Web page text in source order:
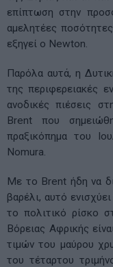
επίπτωση στην
αμελητέες
εξηγεί ο Newton.
Παρόλα αυτά, η
της περιφερειακές
ανοδικές πιέσεις
Brent που
πραξικόπημα του
Nomura.
Με το Brent ήδη να
βαρέλι, αυτό
το πολιτικό ρίσκο
Βόρειας Αφρικής
τιμών του μαύρου
του τέταρτου